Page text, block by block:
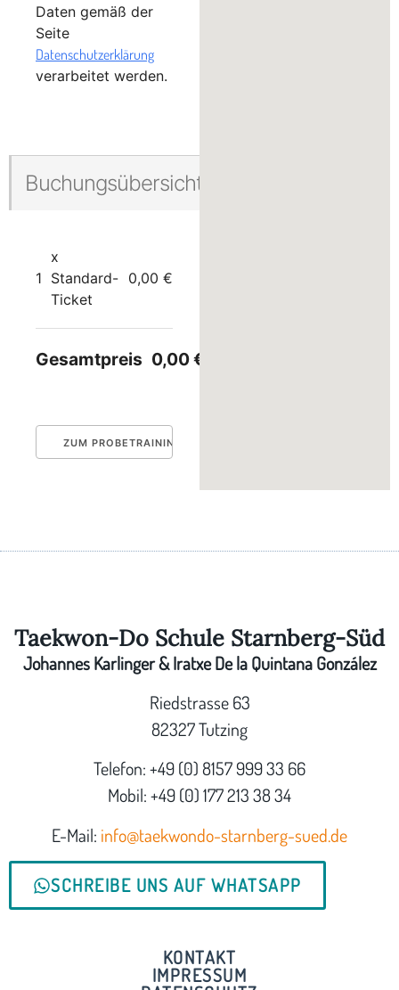
Daten gemäß der
Seite
Datenschutzerklärung
verarbeitet werden.
Buchungsübersicht
1
x
Standard-
Ticket
0,00 €
Gesamtpreis 0,00 €
Taekwon-Do Schule Starnberg-Süd
Johannes Karlinger & Iratxe De la Quintana González
Riedstrasse 63
82327 Tutzing
Telefon: +49 (0) 8157 999 33 66
Mobil: +49 (0) 177 213 38 34
E-Mail: info@taekwondo-starnberg-sued.de
SCHREIBE UNS AUF WHATSAPP
KONTAKT
IMPRESSUM